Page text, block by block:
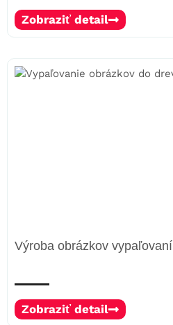
Zobraziť detail
Výroba obrázkov
Zobraziť detail